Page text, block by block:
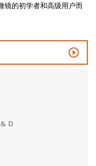
镜的初学者和高级用户而
play_circle_outline
D